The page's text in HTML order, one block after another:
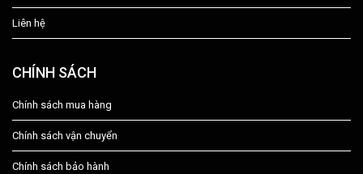
Liên hệ
CHÍNH SÁCH
Chính sách mua hàng
Chính sách vận chuyển
Chính sách bảo hành